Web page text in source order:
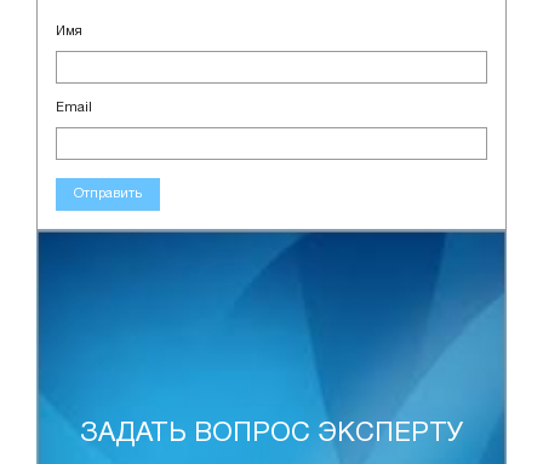
Имя
Email
Отправить
ЗАДАТЬ ВОПРОС ЭКСПЕРТУ